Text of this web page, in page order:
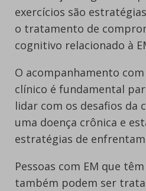
exercícios são
o tratamento de
cognitivo relacionado à
O acompanhamento
clínico é fundamental
lidar com os desafios da
uma doença crônica e
estratégias de
Pessoas com EM que
também podem ser